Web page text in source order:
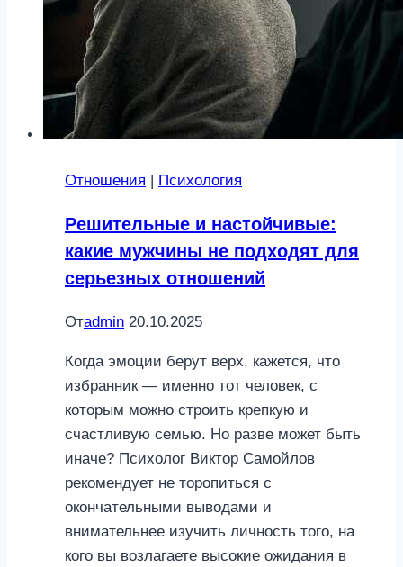
Отношения Психология
Решительные и настойчивые:
какие мужчины не подходят для
серьезных отношений
Отadmin 20.10.2025
Когда эмоции берут верх, кажется, что
избранник — именно тот человек, с
которым можно строить крепкую и
счастливую семью. Но разве может быть
иначе? Психолог Виктор Самойлов
рекомендует не торопиться с
окончательными выводами и
внимательнее изучить личность того, на
кого вы возлагаете высокие ожидания в